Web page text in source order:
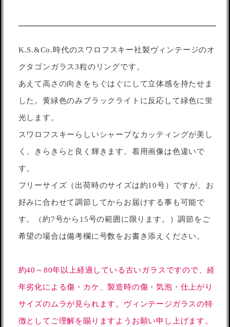
K.S.&Co.時代のスワロフスキー社製ヴィンテージのオ
クタゴンガラス3粒のリングです。
あえて高さの向きをちぐはぐにして立体感を持たせま
した。黄緑色のみブラックライトに反応して緑色に蛍
光します。
スワロフスキーらしいシャープなカッティングが美し
く、きらきらと良く輝きます。着用画像は色違いで
す。
フリーサイズ（出荷時のサイズは約10号）ですが、お
好みに合わせて調節してからお届けする事も可能で
す。（約7号から15号の範囲に限ります。）調節をご
希望の場合は備考欄に号数をお書き添えください。
約40～80年以上経過している古いガラスですので、経
年劣化による傷・カケ、製造時の傷・気泡・仕上がり
サイズのムラが見られます。ヴィンテージガラスの特
徴としてご理解を賜りますようお願い申し上げます。